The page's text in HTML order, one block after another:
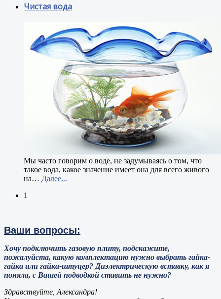
Чистая вода
Мы часто говорим о воде, не задумываясь о том, что
такое вода, какое значение имеет она для всего живого
на… Далее...
1
Ваши вопросы:
Хочу подключить газовую плиту, подскажите,
пожалуйста, какую комплектацию нужно выбрать гайка-
гайка или гайка-штуцер? Диэлектрическую вставку, как я
поняла, с Вашей подводкой ставить не нужно?
Здравствуйте, Александра!